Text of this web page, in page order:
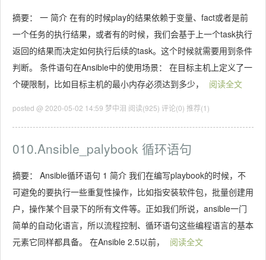
摘要： 一 简介 在有的时候play的结果依赖于变量、fact或者是前
一个任务的执行结果，或者有的时候，我们会基于上一个task执行
返回的结果而决定如何执行后续的task。这个时候就需要用到条件
判断。 条件语句在Ansible中的使用场景： 在目标主机上定义了一
个硬限制，比如目标主机的最小内存必须达到多少，
阅读全文
posted @ 2020-05-02 14:59 梦中泪 阅读(925) 评论(0) 推荐(1)
010.Ansible_palybook 循环语句
摘要： Ansible循环语句 1 简介 我们在编写playbook的时候，不
可避免的要执行一些重复性操作，比如指安装软件包，批量创建用
户，操作某个目录下的所有文件等。正如我们所说，ansible一门
简单的自动化语言，所以流程控制、循环语句这些编程语言的基本
元素它同样都具备。 在Ansible 2.5以前，
阅读全文